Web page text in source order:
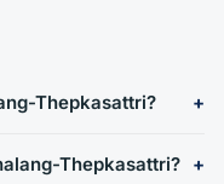
Thepkasattri?
Thepkasattri?